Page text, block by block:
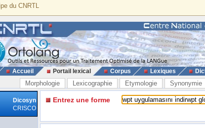
du CNRTL
Accueil Portail lexical Corpus Lexiques
Morphologie Lexicographie Etymologie Synonymie
Dicosyn
CRISCO
Entrez une forme